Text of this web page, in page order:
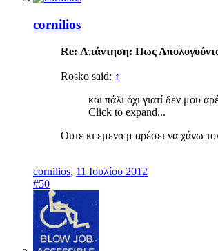
cornilios
Re: Απάντηση: Πως
Rosko said: ↑
και πάλι όχι γιατί δεν μου
Click to expand...
Ουτε κι εμενα μ αρέσει να χάνω
cornilios, 11 Ιουλίου 2012
#50